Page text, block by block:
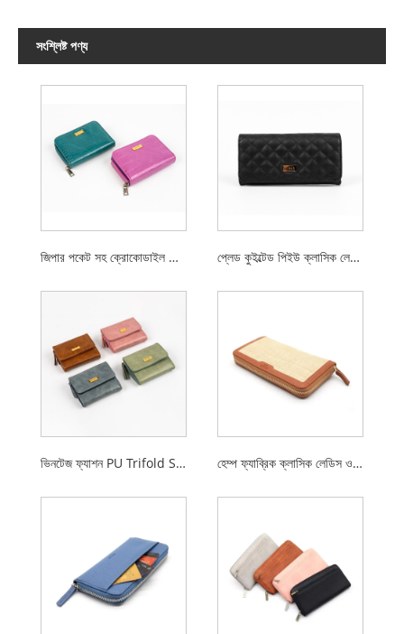
সংশ্লিষ্ট পণ্য
জিপার পকেট সহ ক্রোকোডাইল পিইউ ফোল্ড লেডিস কয়েন পার্স প্লেড কুইল্টেড পিইউ ক্লাসিক লেডিস ওয়ালেট
ভিনটেজ ফ্যাশন PU Trifold Small Ladies Wallet হেম্প ফ্যাব্রিক ক্লাসিক লেডিস ওয়ালেট